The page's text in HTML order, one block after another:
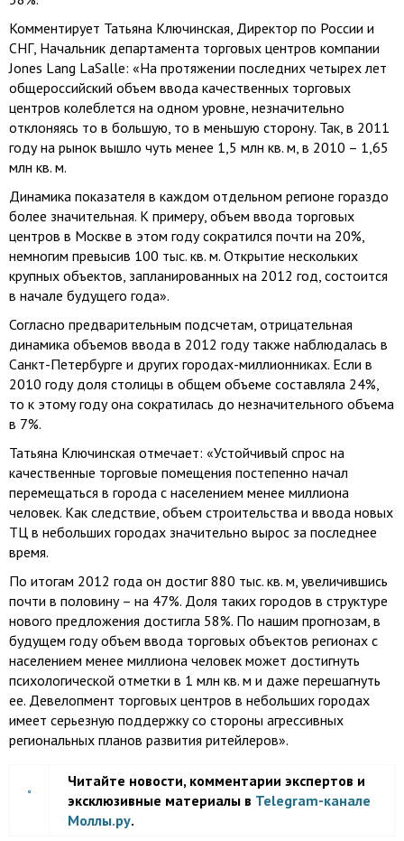
Комментирует Татьяна Ключинская, Директор по России и
СНГ, Начальник департамента торговых центров компании
Jones Lang LaSalle: «На протяжении последних четырех лет
общероссийский объем ввода качественных торговых
центров колеблется на одном уровне, незначительно
отклоняясь то в большую, то в меньшую сторону. Так, в 2011
году на рынок вышло чуть менее 1,5 млн кв. м, в 2010 – 1,65
млн кв. м.
Динамика показателя в каждом отдельном регионе гораздо
более значительная. К примеру, объем ввода торговых
центров в Москве в этом году сократился почти на 20%,
немногим превысив 100 тыс. кв. м. Открытие нескольких
крупных объектов, запланированных на 2012 год, состоится
в начале будущего года».
Согласно предварительным подсчетам, отрицательная
динамика объемов ввода в 2012 году также наблюдалась в
Санкт-Петербурге и других городах-миллионниках. Если в
2010 году доля столицы в общем объеме составляла 24%,
то к этому году она сократилась до незначительного объема
в 7%.
Татьяна Ключинская отмечает: «Устойчивый спрос на
качественные торговые помещения постепенно начал
перемещаться в города с населением менее миллиона
человек. Как следствие, объем строительства и ввода новых
ТЦ в небольших городах значительно вырос за последнее
время.
По итогам 2012 года он достиг 880 тыс. кв. м, увеличившись
почти в половину – на 47%. Доля таких городов в структуре
нового предложения достигла 58%. По нашим прогнозам, в
будущем году объем ввода торговых объектов регионах с
населением менее миллиона человек может достигнуть
психологической отметки в 1 млн кв. м и даже перешагнуть
ее. Девелопмент торговых центров в небольших городах
имеет серьезную поддержку со стороны агрессивных
региональных планов развития ритейлеров».
Читайте новости, комментарии экспертов и
эксклюзивные материалы в Telegram-канале
Моллы.ру.